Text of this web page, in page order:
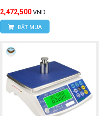
2,472,500 VND
ĐẶT MUA